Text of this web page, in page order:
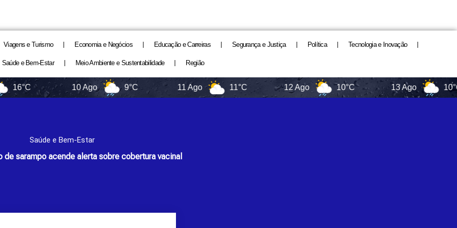
Viagens e Turismo Economia e Negócios Educação e Carreiras Segurança e Justiça Política Tecnologia e Inovação
Saúde e Bem-Estar Meio Ambiente e Sustentabilidade Região
10 Ago 9°C 11 Ago 11°C 12 Ago 10°C 13 Ago 10°C
Saúde e Bem-Estar
de sarampo acende alerta sobre cobertura vacinal